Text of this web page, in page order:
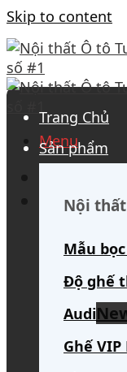
Skip to content
Menu
Search
Trang Chủ
Sản phẩm
Nội
Mẫu
Độ ghế
Audi
Ghế